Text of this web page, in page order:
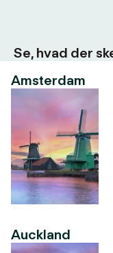
Se, hvad der
Amsterdam
Auckland